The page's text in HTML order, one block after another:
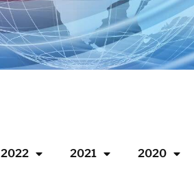
2022 2021 2020